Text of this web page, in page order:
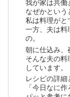
我が家は共働
なぜかという
私は料理がと
一方、夫は料
の。
朝に仕込み、
そんな夫の
しています。
レシピの詳細
「今日なに